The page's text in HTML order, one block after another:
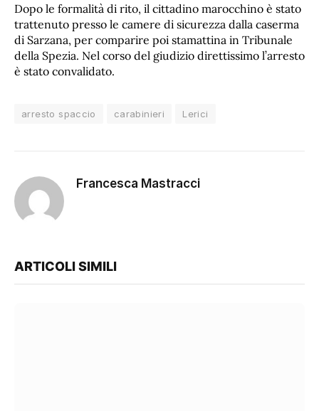
Dopo le formalità di rito, il cittadino marocchino è stato
trattenuto presso le camere di sicurezza dalla caserma
di Sarzana, per comparire poi stamattina in Tribunale
della Spezia. Nel corso del giudizio direttissimo l’arresto
è stato convalidato.
arresto spaccio carabinieri Lerici
Francesca Mastracci
ARTICOLI SIMILI